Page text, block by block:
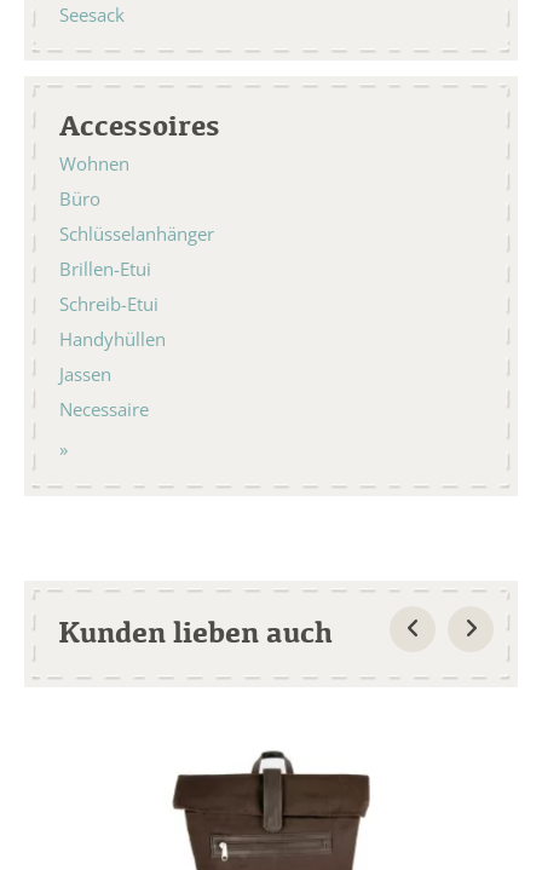
Seesack
Accessoires
Wohnen
Büro
Schlüsselanhänger
Brillen-Etui
Schreib-Etui
Handyhüllen
Jassen
Necessaire
Kunden lieben auch